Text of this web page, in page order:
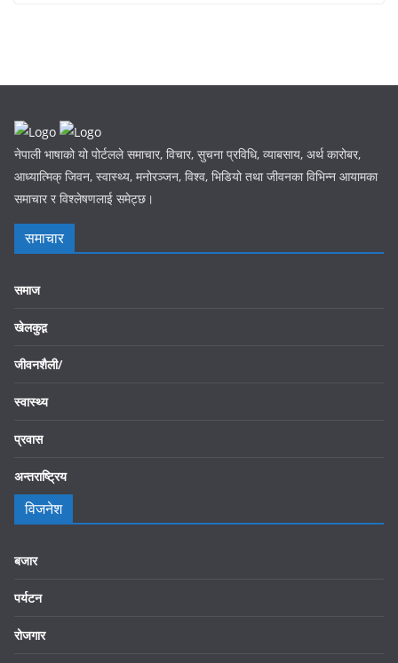
नेपाली भाषाको यो पोर्टलले समाचार, विचार, सुचना प्रविधि, व्याबसाय, अर्थ कारोबर,
आध्यात्मिक् जिवन, स्वास्थ्य, मनोरञ्जन, विश्व, भिडियो तथा जीवनका विभिन्न आयामका
समाचार र विश्लेषणलाई समेट्छ।
समाचार
समाज
खेलकुद़़
जीवनशैली/
स्वास्थ्य
प्रवास
अन्तराष्ट्रिय
विजनेश
बजार
पर्यटन
रोजगार